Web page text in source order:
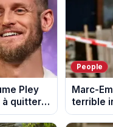
Pley
à quitter
People
Marc-
terrible
fumée